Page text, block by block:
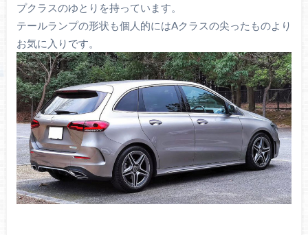
プクラスのゆとりを持っています。
テールランプの形状も個人的にはAクラスの尖ったものより
お気に入りです。